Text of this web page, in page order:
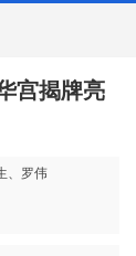
宫揭牌亮
、罗伟